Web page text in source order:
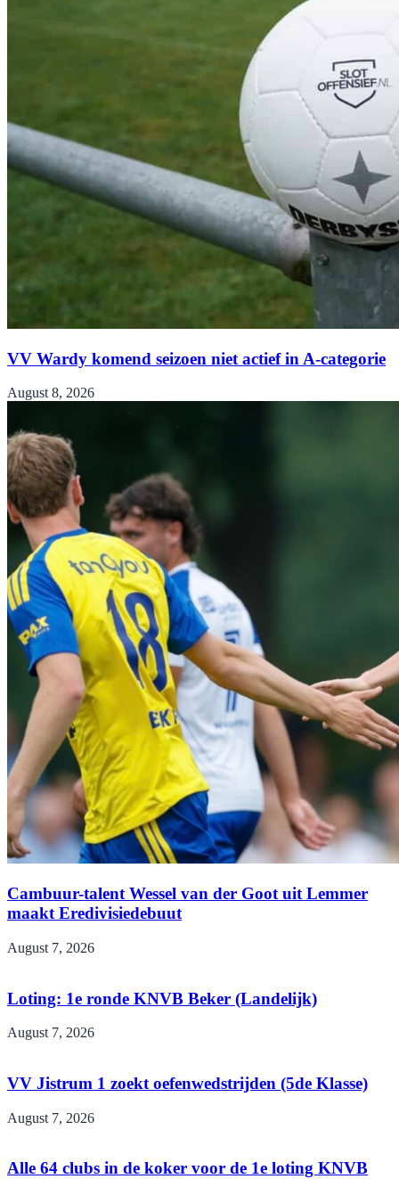
VV Wardy komend seizoen niet actief in A-categorie
August 8, 2026
Cambuur-talent Wessel van der Goot uit Lemmer
maakt Eredivisiedebuut
August 7, 2026
Loting: 1e ronde KNVB Beker (Landelijk)
August 7, 2026
VV Jistrum 1 zoekt oefenwedstrijden (5de Klasse)
August 7, 2026
Alle 64 clubs in de koker voor de 1e loting KNVB